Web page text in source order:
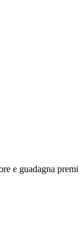
e guadagna premi